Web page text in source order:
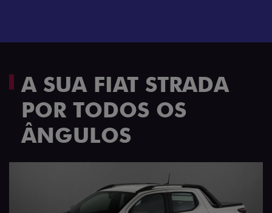
A SUA FIAT STRADA
POR TODOS OS
ÂNGULOS